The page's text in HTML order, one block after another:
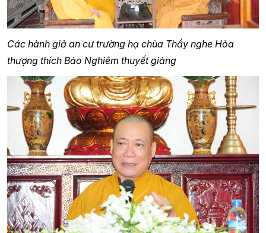
Các hành giả an cư trường hạ chùa Thầy nghe Hòa
thượng thích Bảo Nghiêm thuyết giảng